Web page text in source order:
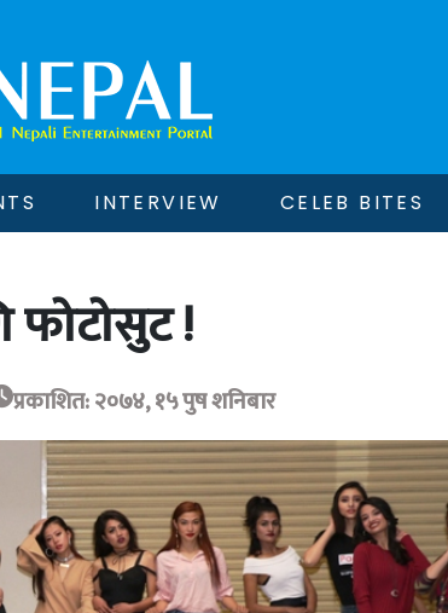
INTERVIEW CELEB BITES
फोटोसुट !
प्रकाशित: २०७४, १५ पुष शनिबार